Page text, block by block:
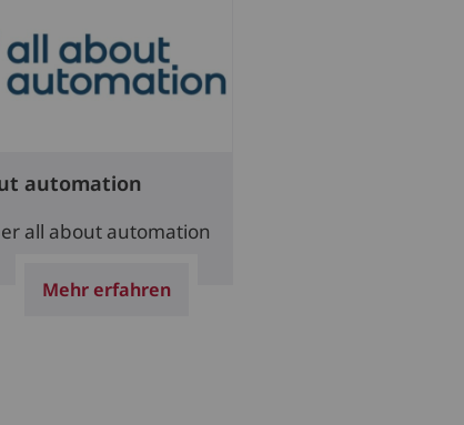
automation
all about automation
Mehr erfahren